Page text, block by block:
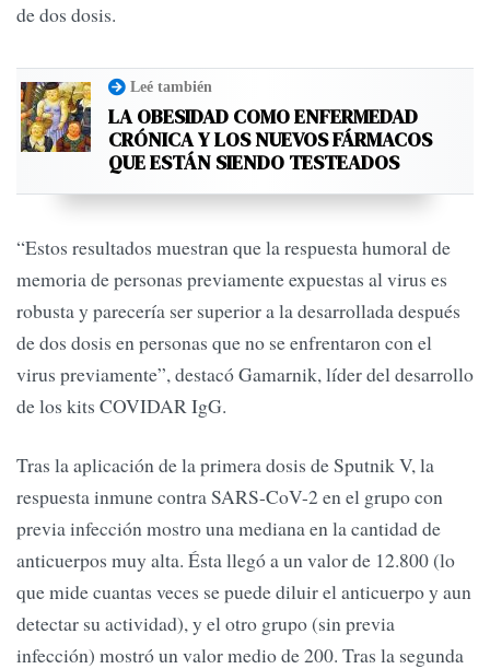
de dos dosis.
Leé también
LA OBESIDAD COMO ENFERMEDAD
CRÓNICA Y LOS NUEVOS FÁRMACOS
QUE ESTÁN SIENDO TESTEADOS
“Estos resultados muestran que la respuesta humoral de
memoria de personas previamente expuestas al virus es
robusta y parecería ser superior a la desarrollada después
de dos dosis en personas que no se enfrentaron con el
virus previamente”, destacó Gamarnik, líder del desarrollo
de los kits COVIDAR IgG.
Tras la aplicación de la primera dosis de Sputnik V, la
respuesta inmune contra SARS-CoV-2 en el grupo con
previa infección mostro una mediana en la cantidad de
anticuerpos muy alta. Ésta llegó a un valor de 12.800 (lo
que mide cuantas veces se puede diluir el anticuerpo y aun
detectar su actividad), y el otro grupo (sin previa
infección) mostró un valor medio de 200. Tras la segunda